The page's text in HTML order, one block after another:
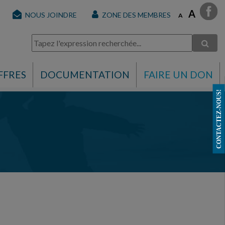
CONTACTEZ-NOUS!
NOUS JOINDRE ZONE DES MEMBRES A A
DOCUMENTATION FAIRE UN DON